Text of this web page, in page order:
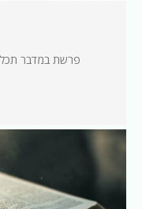
פרשת במדבר